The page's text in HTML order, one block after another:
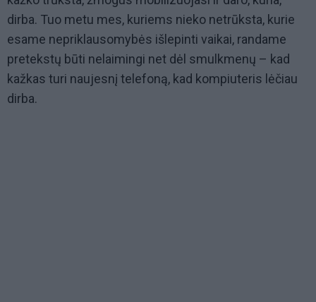
dirba. Tuo metu mes, kuriems nieko netrūksta, kurie
esame nepriklausomybės išlepinti vaikai, randame
pretekstų būti nelaimingi net dėl smulkmenų – kad
kažkas turi naujesnį telefoną, kad kompiuteris lėčiau
dirba.